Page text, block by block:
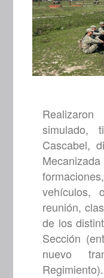
simulado,
Cascabel,
vehículos,
reunión,
de los
Sección
nuevo
Regimiento).